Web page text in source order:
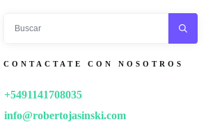
CONTACTATE CON NOSOTROS
+5491141708035
info@robertojasinski.com